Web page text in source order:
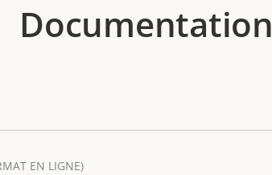
Documentation
EN LIGNE)